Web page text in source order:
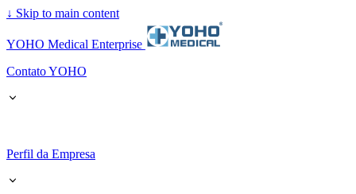
↓ Skip to main content
YOHO Medical Enterprise
Contato YOHO
Perfil da Empresa